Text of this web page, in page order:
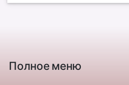
Полное меню